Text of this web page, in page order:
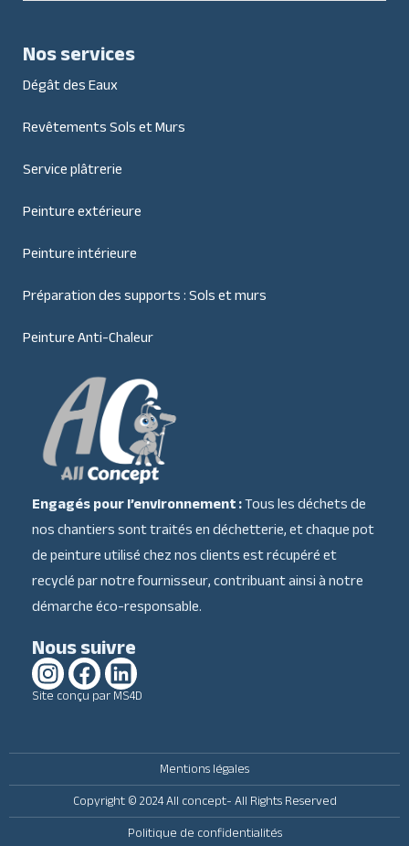
Engagés pour l’environnement :Tous les déchets de
nos chantiers sont traités en déchetterie, et chaque pot
de peinture utilisé chez nos clients est récupéré et
recyclé par notre fournisseur, contribuant ainsi à notre
démarche éco-responsable.
Nous suivre​
Site conçu par MS4D
Nos services
Dégât des Eaux
Revêtements Sols et Murs
Service plâtrerie
Peinture extérieure
Peinture intérieure
Préparation des supports : Sols et murs
Peinture Anti-Chaleur
Mentions légales
Copyright © 2024 All concept- All Rights Reserved
Politique de confidentialités